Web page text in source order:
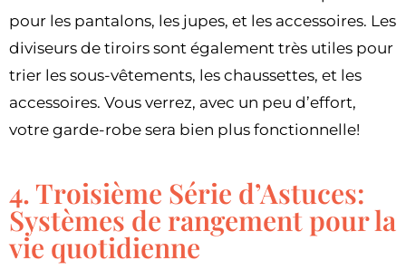
pour les pantalons, les jupes, et les accessoires. Les
diviseurs de tiroirs sont également très utiles pour
trier les sous-vêtements, les chaussettes, et les
accessoires. Vous verrez, avec un peu d’effort,
votre garde-robe sera bien plus fonctionnelle!
4. Troisième Série d’Astuces:
Systèmes de rangement pour la
vie quotidienne